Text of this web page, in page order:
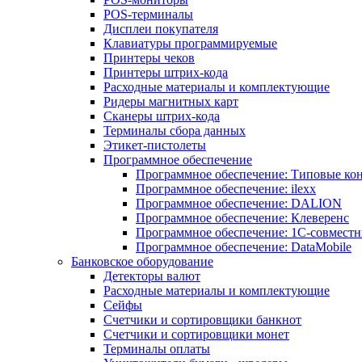
POS-терминалы
Дисплеи покупателя
Клавиатуры программируемые
Принтеры чеков
Принтеры штрих-кода
Расходные материалы и комплектующие
Ридеры магнитных карт
Сканеры штрих-кода
Терминалы сбора данных
Этикет-пистолеты
Программное обеспечение
Программное обеспечение: Типовые
Программное обеспечение: ilexx
Программное обеспечение: DALION
Программное обеспечение: Клеверенс
Программное обеспечение: 1С-
Программное обеспечение: DataMobile
Банковское оборудование
Детекторы валют
Расходные материалы и комплектующие
Сейфы
Счетчики и сортировщики банкнот
Счетчики и сортировщики монет
Терминалы оплаты